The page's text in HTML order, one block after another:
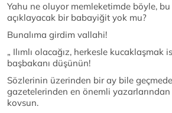
Yahu ne oluyor memleketimde böyle,
açıklayacak bir babayiğit yok mu?
Bunalıma girdim vallahi!
„ Ilımlı olacağız, herkesle kucaklaşmak
başbakanı düşünün!
Sözlerinin üzerinden bir ay bile
gazetelerinden en önemli
kovsun.